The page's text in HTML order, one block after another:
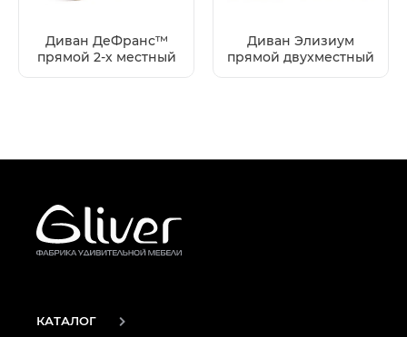
Диван ДеФранс™️
прямой 2-х местный
Диван Элизиум
прямой двухместный
КАТАЛОГ